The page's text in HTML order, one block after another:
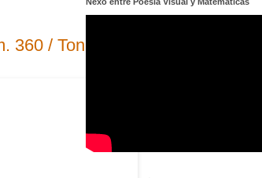
/ Toni Prat